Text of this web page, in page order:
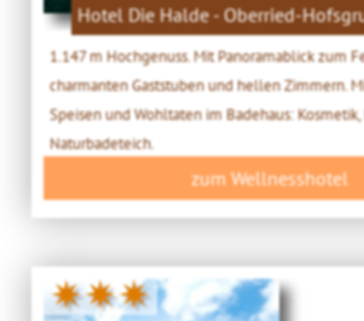
Hotel Die Halde - Oberried-
1.147 m Hochgenuss. Mit Panoramablick zum
charmanten Gaststuben und hellen Zimmern.
Speisen und Wohltaten im Badehaus: Kosmetik,
Naturbadeteich.
zum Wellnesshotel
✷✷✷